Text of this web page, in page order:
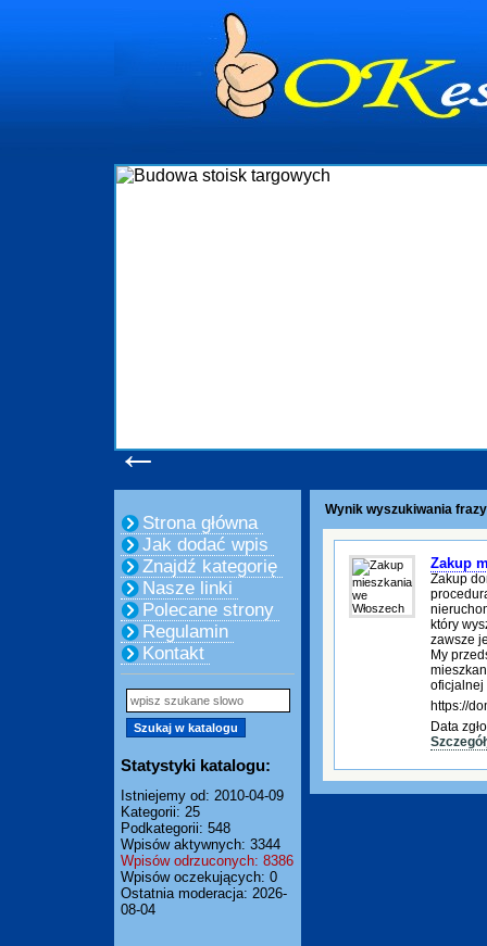
←
Strona główna
Jak dodać wpis
Znajdź kategorię
Nasze linki
Polecane strony
Regulamin
Kontakt
Statystyki katalogu:
Istniejemy od: 2010-04-09
Kategorii: 25
Podkategorii: 548
Wpisów aktywnych: 3344
Wpisów odrzuconych: 8386
Wpisów oczekujących: 0
Ostatnia moderacja: 2026-
08-04
Wynik wyszukiwania
Zakup
Zakup
który
zawsze
My
oficjalnej
https://
Data